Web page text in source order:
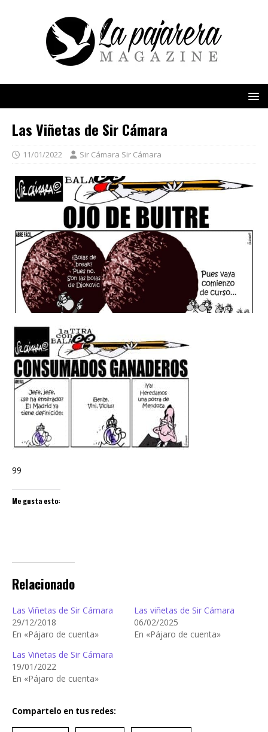
Las Viñetas de Sir Cámara
11/01/2022 Sir Cámara Sir Cámara
99
Me gusta esto:
Relacionado
Las Viñetas de Sir Cámara
29/12/2018
En «Pájaro de cuenta»
Las viñetas de Sir Cámara
06/02/2025
En «Pájaro de cuenta»
Las Viñetas de Sir Cámara
19/01/2022
En «Pájaro de cuenta»
Compartelo en tus redes: